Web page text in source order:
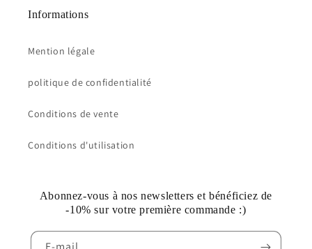
Informations
Mention légale
politique de confidentialité
Conditions de vente
Conditions d'utilisation
Abonnez-vous à nos newsletters et bénéficiez de
-10% sur votre première commande :)